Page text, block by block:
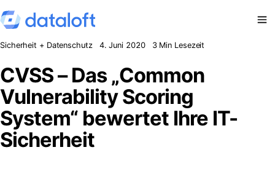
Zum Inhalt springen
Sicherheit + Datenschutz 4. Juni 2020 3 Min Lesezeit
CVSS – Das „Common
Vulnerability Scoring
System“ bewertet Ihre IT-
Sicherheit